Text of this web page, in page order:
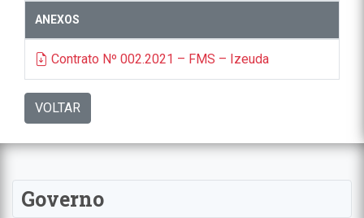
ANEXOS
Contrato Nº 002.2021 – FMS – Izeuda
VOLTAR
Governo